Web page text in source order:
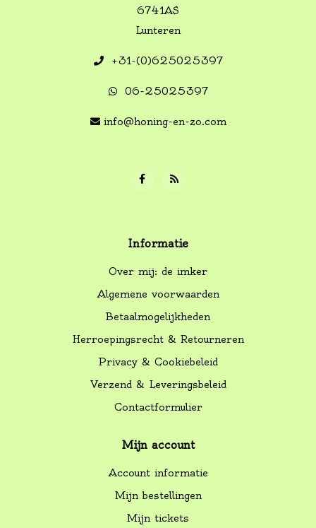
6741AS
Lunteren
+31-(0)625025397
06-25025397
info@honing-en-zo.com
Informatie
Over mij: de imker
Algemene voorwaarden
Betaalmogelijkheden
Herroepingsrecht & Retourneren
Privacy & Cookiebeleid
Verzend & Leveringsbeleid
Contactformulier
Mijn account
Account informatie
Mijn bestellingen
Mijn tickets